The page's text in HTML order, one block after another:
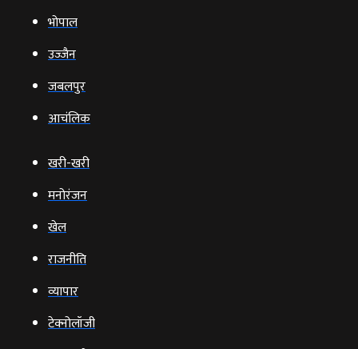
भोपाल
उज्‍जैन
जबलपुर
आचंलिक
खरी-खरी
मनोरंजन
खेल
राजनीति
व्‍यापार
टेक्‍नोलॉजी